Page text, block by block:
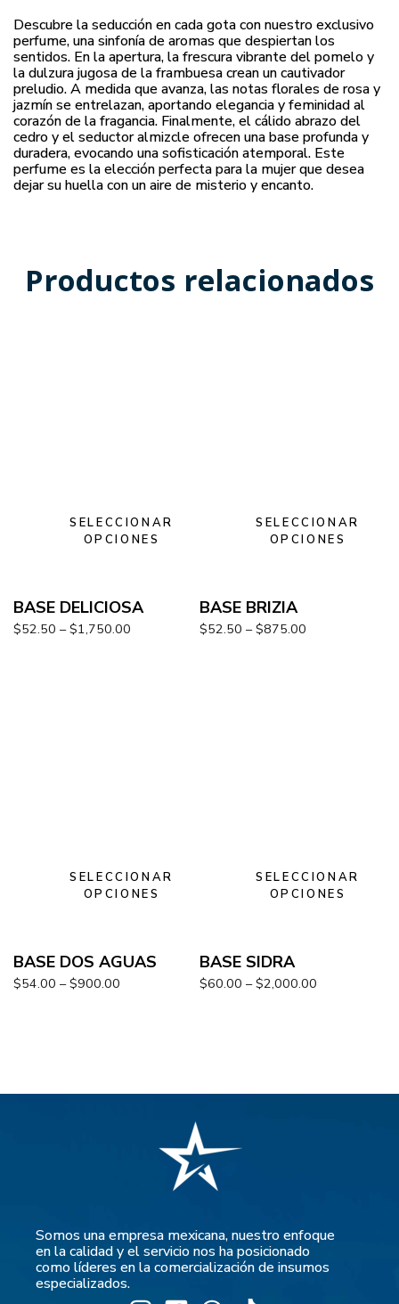
Descubre la seducción en cada gota con nuestro exclusivo
perfume, una sinfonía de aromas que despiertan los
sentidos. En la apertura, la frescura vibrante del pomelo y
la dulzura jugosa de la frambuesa crean un cautivador
preludio. A medida que avanza, las notas florales de rosa y
jazmín se entrelazan, aportando elegancia y feminidad al
corazón de la fragancia. Finalmente, el cálido abrazo del
cedro y el seductor almizcle ofrecen una base profunda y
duradera, evocando una sofisticación atemporal. Este
perfume es la elección perfecta para la mujer que desea
dejar su huella con un aire de misterio y encanto.
Productos relacionados
SELECCIONAR
OPCIONES
BASE DELICIOSA
$52.50 – $1,750.00
SELECCIONAR
OPCIONES
BASE BRIZIA
$52.50 – $875.00
SELECCIONAR
OPCIONES
BASE DOS AGUAS
$54.00 – $900.00
SELECCIONAR
OPCIONES
BASE SIDRA
$60.00 – $2,000.00
Somos una empresa mexicana, nuestro enfoque
en la calidad y el servicio nos ha posicionado
como líderes en la comercialización de insumos
especializados.